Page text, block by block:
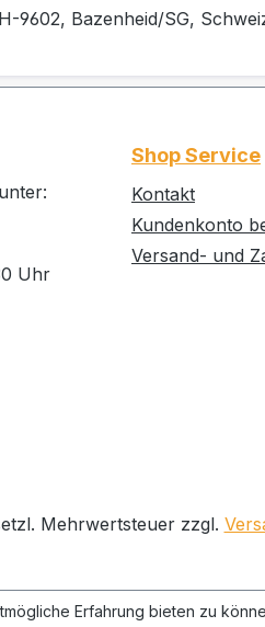
9602, Bazenheid/SG,
Uhr
Shop Service
Kontakt
Kundenkonto
Versand- und
Mehrwertsteuer zzgl.
Erfahrung bieten zu